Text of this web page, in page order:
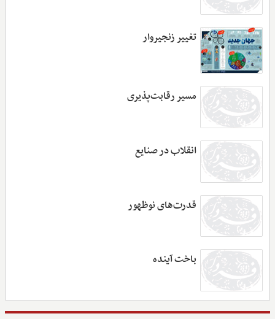
تغییر زنجیروار
مسیر رقابت‌پذیری
انقلاب در صنایع
قدرت‌های نوظهور
باخت آینده